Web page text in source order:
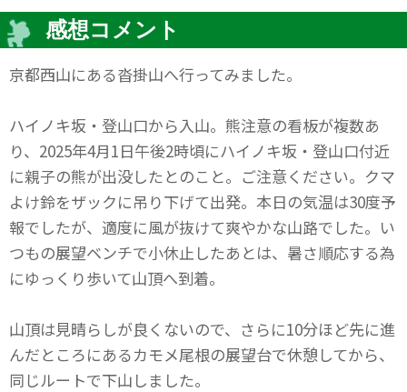
感想コメント
京都西山にある沓掛山へ行ってみました。
ハイノキ坂・登山口から入山。熊注意の看板が複数あ
り、2025年4月1日午後2時頃にハイノキ坂・登山口付近
に親子の熊が出没したとのこと。ご注意ください。クマ
よけ鈴をザックに吊り下げて出発。本日の気温は30度予
報でしたが、適度に風が抜けて爽やかな山路でした。い
つもの展望ベンチで小休止したあとは、暑さ順応する為
にゆっくり歩いて山頂へ到着。
山頂は見晴らしが良くないので、さらに10分ほど先に進
んだところにあるカモメ尾根の展望台で休憩してから、
同じルートで下山しました。